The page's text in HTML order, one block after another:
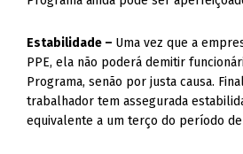
Estabilidade – Uma vez que a
PPE, ela não poderá demitir
Programa, senão por justa causa.
trabalhador tem assegurada
equivalente a um terço do período de